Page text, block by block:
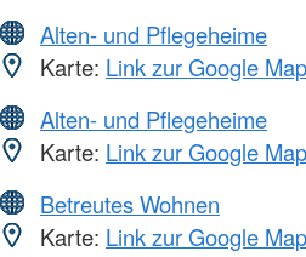
Alten- und Pflegeheime
Karte: Link zur Google
Alten- und Pflegeheime
Karte: Link zur Google
Betreutes Wohnen
Karte: Link zur Google